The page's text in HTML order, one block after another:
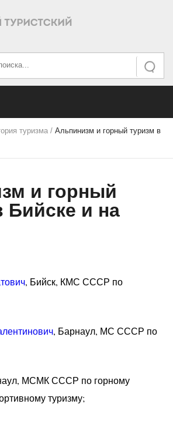
Искать
туризма / Альпинизм и горный туризм в
и горный
Бийске и на
, Бийск, КМС СССР по
, Барнаул, МС СССР по
МСМК СССР по горному
туризму;